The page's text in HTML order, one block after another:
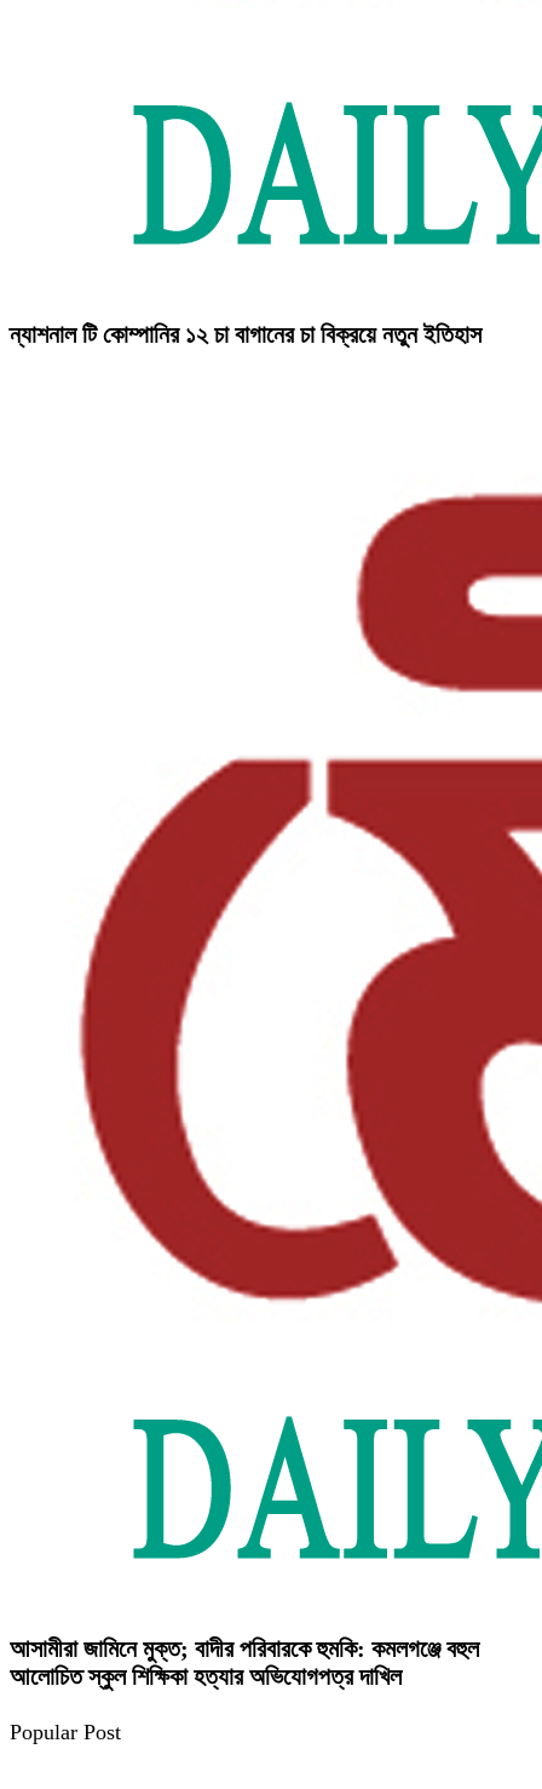
ন্যাশনাল টি কোম্পানির ১২ চা বাগানের চা বিক্রয়ে নতুন ইতিহাস
আসামীরা জামিনে মুক্ত; বাদীর পরিবারকে হুমকি: কমলগঞ্জে বহুল
আলোচিত স্কুল শিক্ষিকা হত্যার অভিযোগপত্র দাখিল
Popular Post